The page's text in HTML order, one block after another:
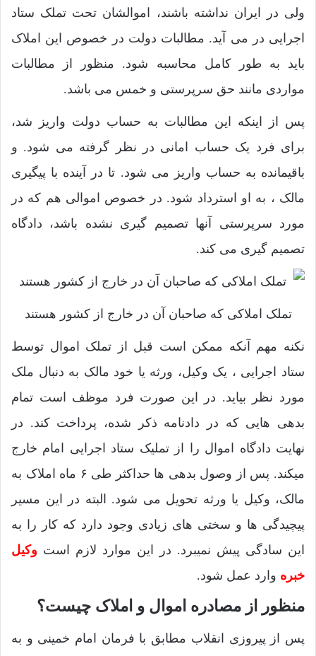
ولی در ایران نداشته باشند، اموالشان تحت تملک ستاد
اجرایی در می آید. مطالبات دولت در خصوص این املاک
باید به طور کامل محاسبه شود. منظور از مطالبات
مواردی مانند حق سرپرستی و خمس می باشد.
پس از اینکه این مطالبات به حساب دولت واریز شد،
برای فرد یک حساب امانی در نظر گرفته می شود. و
باقیمانده به حساب واریز می شود. تا در آینده با پیگیری
مالک ، به او استرداد شود. در خصوص اموالی هم که در
مورد سرپرستی آنها تصمیم‌ گیری نشده باشد، دادگاه
تصمیم گیری می کند.
تملک املاکی که صاحبان آن در خارج از کشور هستند
نکنه مهم آنکه ممکن است قبل از تملک اموال توسط
ستاد اجرایی ، یک وکیل، ورثه یا خود مالک به دنبال ملک
مورد نظر بیاید. در این صورت فرد موظف است تمام
بدهی هایی که در دادنامه ذکر شده، پرداخت کند. در
نهایت دادگاه اموال را از تملیک ستاد اجرایی امام خارج
میکند. پس از وصول بدهی ها حداکثر طی ۶ ماه املاک به
مالک، وکیل یا ورثه تحویل می شود. البته در این مسیر
پیچیدگی ها و سختی های زیادی وجود دارد که کار را به
این سادگی پیش نمیبرد. در این موارد لازم است وکیل
خبره وارد عمل شود.
منظور از مصادره اموال و املاک چیست؟
پس از پیروزی انقلاب مطابق با فرمان امام خمینی و به